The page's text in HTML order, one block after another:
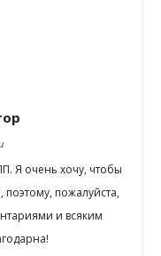
Я очень хочу, чтобы
пожалуйста,
и всяким